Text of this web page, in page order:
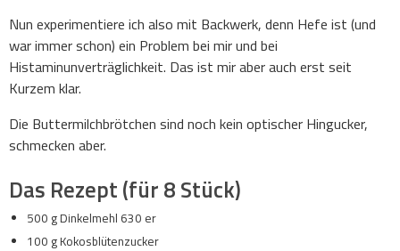
Nun experimentiere ich also mit Backwerk, denn Hefe ist (und
war immer schon) ein Problem bei mir und bei
Histaminunverträglichkeit. Das ist mir aber auch erst seit
Kurzem klar.
Die Buttermilchbrötchen sind noch kein optischer Hingucker,
schmecken aber.
Das Rezept (für 8 Stück)
500 g Dinkelmehl 630 er
100 g Kokosblütenzucker